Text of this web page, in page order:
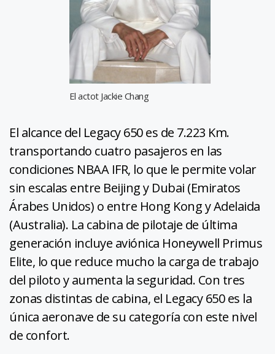
El actot Jackie Chang
El alcance del Legacy 650 es de 7.223 Km.
transportando cuatro pasajeros en las
condiciones NBAA IFR, lo que le permite volar
sin escalas entre Beijing y Dubai (Emiratos
Árabes Unidos) o entre Hong Kong y Adelaida
(Australia). La cabina de pilotaje de última
generación incluye aviónica Honeywell Primus
Elite, lo que reduce mucho la carga de trabajo
del piloto y aumenta la seguridad. Con tres
zonas distintas de cabina, el Legacy 650 es la
única aeronave de su categoría con este nivel
de confort.